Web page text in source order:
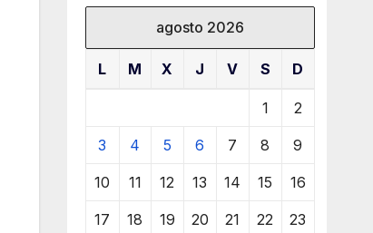
agosto 2026
L M X J V S D
1 2
3 4 5 6 7 8 9
10 11 12 13 14 15 16
17 18 19 20 21 22 23